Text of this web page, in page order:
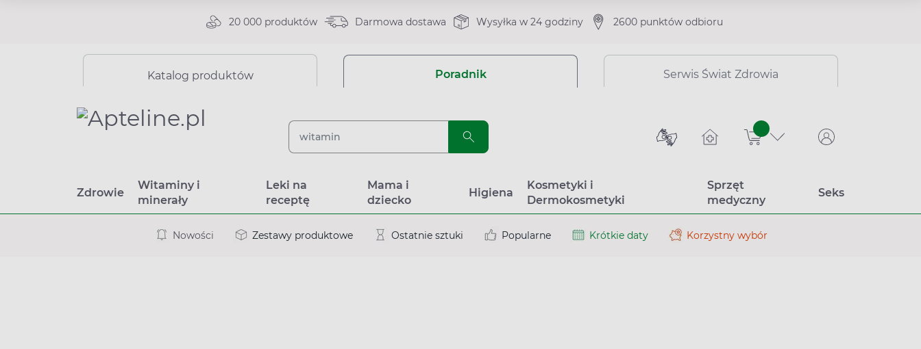
20 000 produktów Darmowa dostawa Wysyłka w 24 godziny 2600 punktów odbioru
Katalog produktów Poradnik Serwis Świat Zdrowia
sztuk
Zdrowie
Witaminy i
minerały
Leki na
receptę
Mama i
dziecko
Higiena
Kosmetyki i
Dermokosmetyki
Sprzęt
medyczny
Seks
Nowości Zestawy produktowe Ostatnie sztuki Popularne Krótkie daty Korzystny wybór